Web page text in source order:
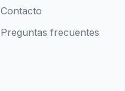
Contacto
Preguntas frecuentes